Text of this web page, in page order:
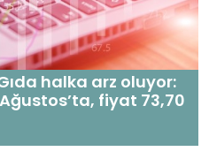
halka arz oluyor:
fiyat 73,70